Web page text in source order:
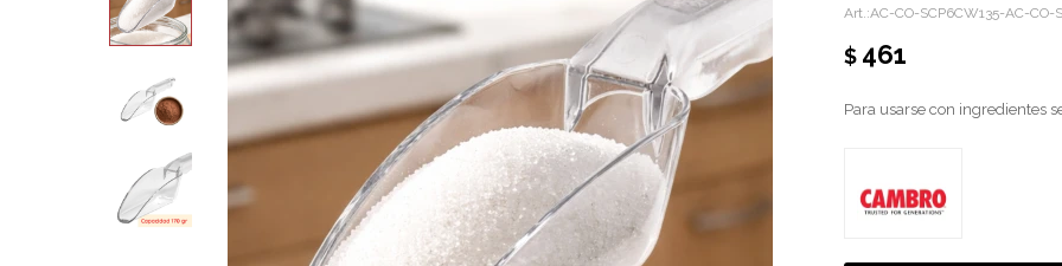
AC-CO-SCP6CW135-AC-CO-
$ 461
Para usarse con ingredientes